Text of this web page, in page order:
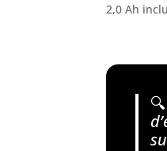
2,0 Ah
🔍